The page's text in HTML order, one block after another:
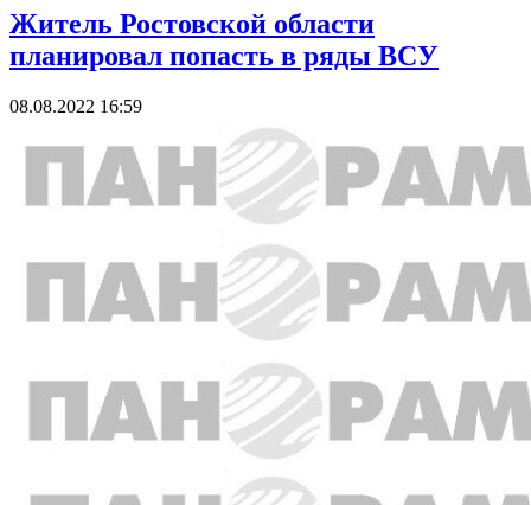
Житель Ростовской области
планировал попасть в ряды ВСУ
08.08.2022 16:59